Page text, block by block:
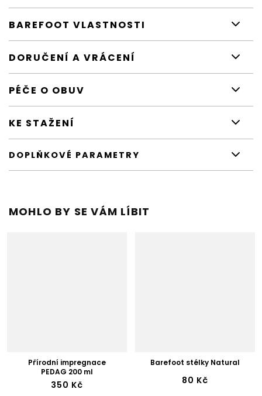
BAREFOOT VLASTNOSTI
DORUČENÍ A VRÁCENÍ
PÉČE O OBUV
KE STAŽENÍ
DOPLŇKOVÉ PARAMETRY
MOHLO BY SE VÁM LÍBIT
Přírodní impregnace
PEDAG 200 ml
350 Kč
Barefoot stélky Natural
80 Kč